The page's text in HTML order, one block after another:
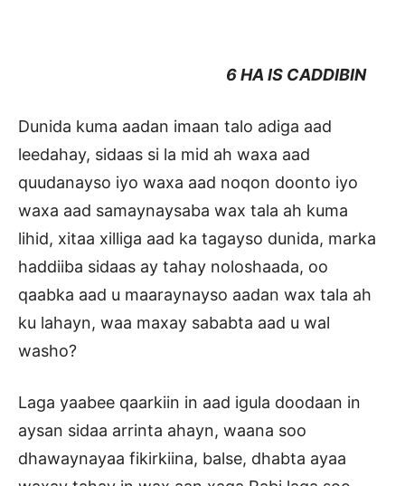
6 HA IS CADDIBIN
Dunida kuma aadan imaan talo adiga aad
leedahay, sidaas si la mid ah waxa aad
quudanayso iyo waxa aad noqon doonto iyo
waxa aad samaynaysaba wax tala ah kuma
lihid, xitaa xilliga aad ka tagayso dunida, marka
haddiiba sidaas ay tahay noloshaada, oo
qaabka aad u maaraynayso aadan wax tala ah
ku lahayn, waa maxay sababta aad u wal
washo?
Laga yaabee qaarkiin in aad igula doodaan in
aysan sidaa arrinta ahayn, waana soo
dhawaynayaa fikirkiina, balse, dhabta ayaa